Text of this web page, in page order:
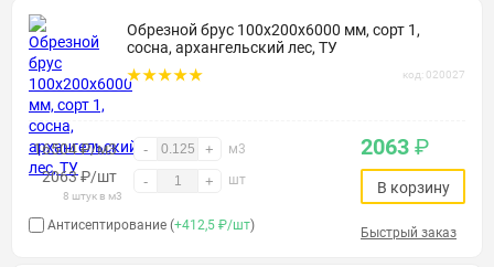
Обрезной брус 100х200х6000 мм, сорт 1,
сосна, архангельский лес, ТУ
код: 020027
16504 ₽/м3 - + м3
2063₽/шт
8 штук в м3
- + шт
2063 ₽
Антисептирование (+412,5 ₽/шт)
В корзину
Быстрый заказ